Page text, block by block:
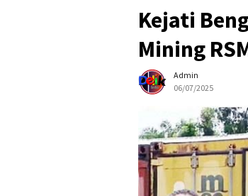
Kejati
Mining
Admin
06/07/2025